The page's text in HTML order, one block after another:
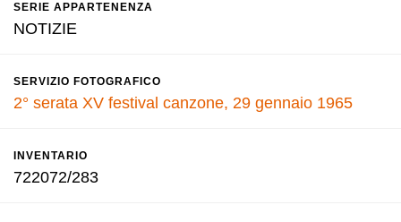
SERIE APPARTENENZA
NOTIZIE
SERVIZIO FOTOGRAFICO
2° serata XV festival canzone, 29 gennaio 1965
INVENTARIO
722072/283